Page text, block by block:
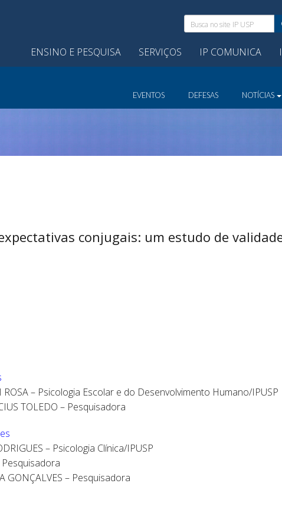
Busca
no
site
IP
ENSINO E PESQUISA SERVIÇOS IP COMUNICA
EVENTOS DEFESAS NOTÍCIAS
conjugais: um estudo de
ROSA – Psicologia Escolar e do Desenvolvimento Humano/IPUSP
TOLEDO – Pesquisadora
– Psicologia Clínica/IPUSP
Pesquisadora
GONÇALVES – Pesquisadora